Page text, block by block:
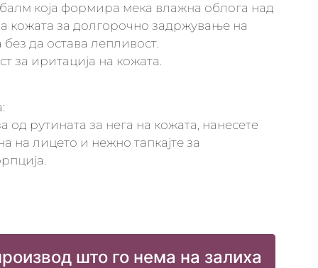
балм која формира мека влажна облога над
кожата за долгорочно задржување на
без да остава лепливост.
за иритација на кожата.
од рутината за нега на кожата, нанесете
на лицето и нежно тапкајте за
што го нема на залиха